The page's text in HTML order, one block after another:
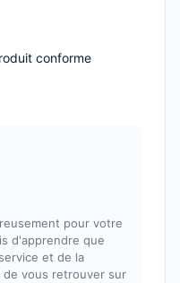
conforme
pour votre
d'apprendre que
et de la
de vous retrouver sur